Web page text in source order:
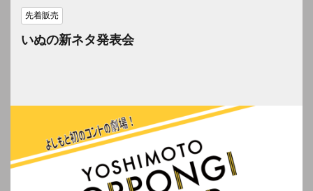
先着販売
いぬの新ネタ発表会